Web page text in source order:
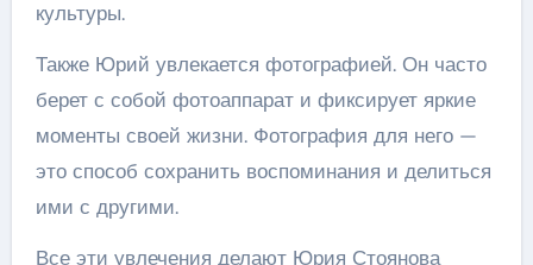
культуры.
Также Юрий увлекается фотографией. Он часто
берет с собой фотоаппарат и фиксирует яркие
моменты своей жизни. Фотография для него —
это способ сохранить воспоминания и делиться
ими с другими.
Все эти увлечения делают Юрия Стоянова